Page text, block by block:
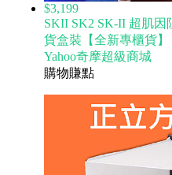
$3,199
SKII SK2 SK-II 超肌因
貨盒裝【全新專櫃貨】
Yahoo奇摩超級商城
購物賺點